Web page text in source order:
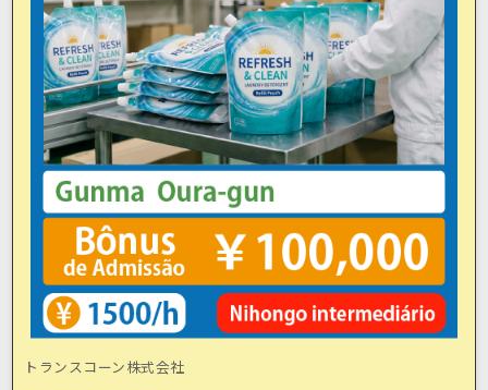
トランスコーン株式会社